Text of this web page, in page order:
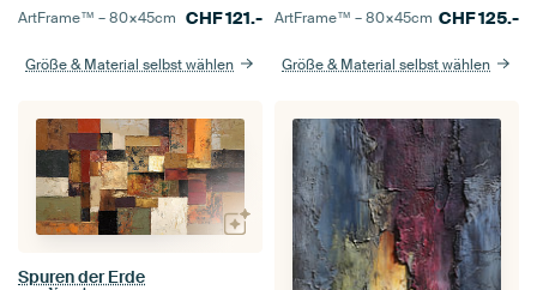
ArtFrame™ –80×45cm CHF121.-
Größe & Material selbst wählen
ArtFrame™ –80×45cm CHF125.-
Größe & Material selbst wählen
Spuren der Erde